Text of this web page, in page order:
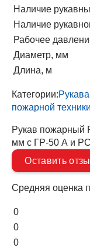
Наличие
Наличие
Рабочее
Диаметр, мм
Длина, м
Категории:
пожарной
Рукав пожарный
мм с ГР-50 А и
Оставить
Средняя оценка
0
0
0